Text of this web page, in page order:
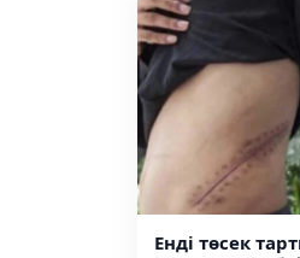
Енді төсек